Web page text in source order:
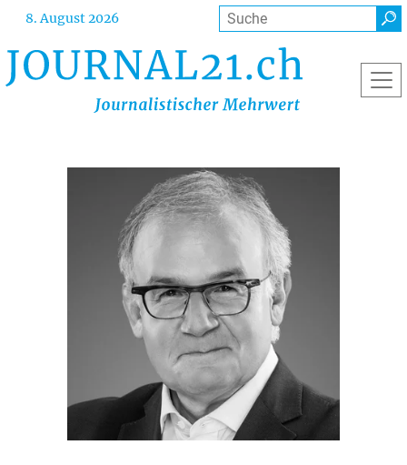
Direkt
Inhalt
8. August 2026 Suche